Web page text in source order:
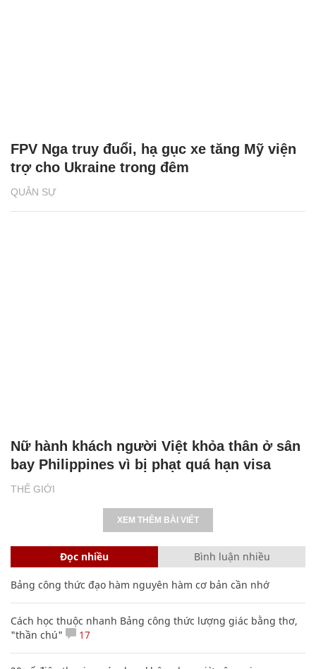
QUÂN SỰ
FPV Nga truy đuổi, hạ gục xe tăng Mỹ viện
trợ cho Ukraine trong đêm
THẾ GIỚI
Nữ hành khách người Việt khỏa thân ở sân
bay Philippines vì bị phạt quá hạn visa
XEM THÊM BÀI VIẾT
Đọc nhiều Bình luận nhiều
Bảng công thức đạo hàm nguyên hàm cơ bản cần nhớ
Cách học thuộc nhanh Bảng công thức lượng giác bằng thơ,
"thần chú"
17